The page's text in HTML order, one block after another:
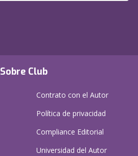
Sobre Club
Contrato con el Autor
Política de privacidad
Compliance Editorial
Universidad del Autor